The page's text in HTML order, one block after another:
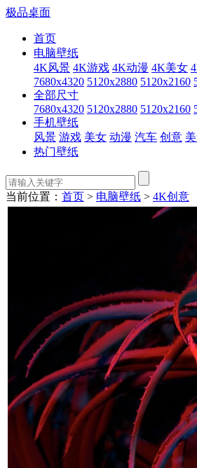
极品桌面
首页
电脑壁纸
4K风景 4K游戏 4K动漫 4K美女
7680x4320 5120x2880 5120x2160
全部尺寸
7680x4320 5120x2880 5120x2160
手机壁纸
风景 游戏 美女 动漫 汽车 创意
热门壁纸
当前位置： 首页 > 电脑壁纸 > 4K创意